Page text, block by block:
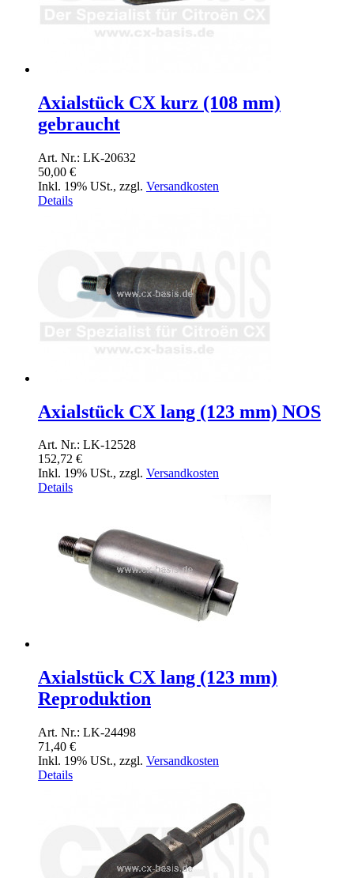
Axialstück CX kurz (108 mm)
gebraucht
Art. Nr.: LK-20632
50,00 €
Inkl. 19% USt., zzgl. Versandkosten
Details
Axialstück CX lang (123 mm) NOS
Art. Nr.: LK-12528
152,72 €
Inkl. 19% USt., zzgl. Versandkosten
Details
Axialstück CX lang (123 mm)
Reproduktion
Art. Nr.: LK-24498
71,40 €
Inkl. 19% USt., zzgl. Versandkosten
Details